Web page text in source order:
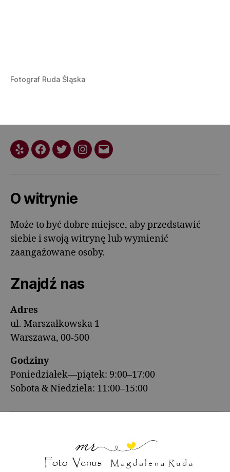
Fotograf Ruda Śląska
O witrynie
Może to być dobre miejsce, aby przedstawić
siebie i swoją witrynę lub wymienić
zaangażowane osoby.
Znajdź nas
Adres
ul. Marszałkowska 1
Warszawa, 00-500
Godziny
Poniedziałek—piątek: 9:00–17:00
Sobota & Niedziela: 11:00–15:00